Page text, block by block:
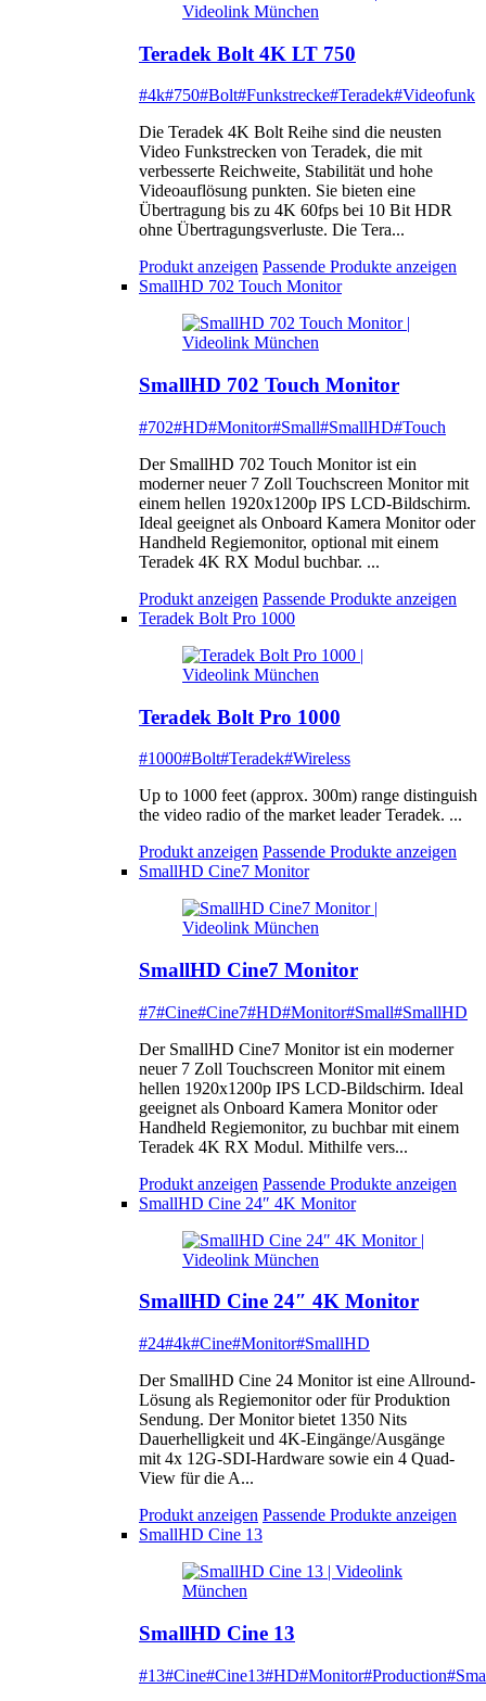
Teradek Bolt 4K LT 750
#4k#750#Bolt#Funkstrecke#Teradek#Videofunk
Die Teradek 4K Bolt Reihe sind die neusten
Video Funkstrecken von Teradek, die mit
verbesserte Reichweite, Stabilität und hohe
Videoauflösung punkten. Sie bieten eine
Übertragung bis zu 4K 60fps bei 10 Bit HDR
ohne Übertragungsverluste. Die Tera...
Produkt anzeigen Passende Produkte anzeigen
SmallHD 702 Touch Monitor
SmallHD 702 Touch Monitor
#702#HD#Monitor#Small#SmallHD#Touch
Der SmallHD 702 Touch Monitor ist ein
moderner neuer 7 Zoll Touchscreen Monitor mit
einem hellen 1920x1200p IPS LCD-Bildschirm.
Ideal geeignet als Onboard Kamera Monitor oder
Handheld Regiemonitor, optional mit einem
Teradek 4K RX Modul buchbar. ...
Produkt anzeigen Passende Produkte anzeigen
Teradek Bolt Pro 1000
Teradek Bolt Pro 1000
#1000#Bolt#Teradek#Wireless
Up to 1000 feet (approx. 300m) range distinguish
the video radio of the market leader Teradek. ...
Produkt anzeigen Passende Produkte anzeigen
SmallHD Cine7 Monitor
SmallHD Cine7 Monitor
#7#Cine#Cine7#HD#Monitor#Small#SmallHD
Der SmallHD Cine7 Monitor ist ein moderner
neuer 7 Zoll Touchscreen Monitor mit einem
hellen 1920x1200p IPS LCD-Bildschirm. Ideal
geeignet als Onboard Kamera Monitor oder
Handheld Regiemonitor, zu buchbar mit einem
Teradek 4K RX Modul. Mithilfe vers...
Produkt anzeigen Passende Produkte anzeigen
SmallHD Cine 24″ 4K Monitor
SmallHD Cine 24″ 4K Monitor
#24#4k#Cine#Monitor#SmallHD
Der SmallHD Cine 24 Monitor ist eine Allround-
Lösung als Regiemonitor oder für Produktion
Sendung. Der Monitor bietet 1350 Nits
Dauerhelligkeit und 4K-Eingänge/Ausgänge
mit 4x 12G-SDI-Hardware sowie ein 4 Quad-
View für die A...
Produkt anzeigen Passende Produkte anzeigen
SmallHD Cine 13
SmallHD Cine 13
#13#Cine#Cine13#HD#Monitor#Production